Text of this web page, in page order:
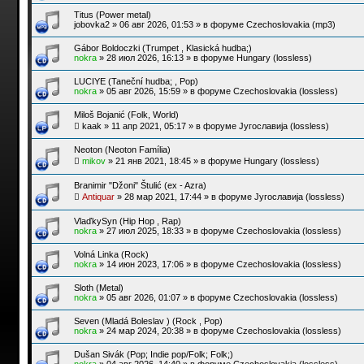
Titus (Power metal)
jobovka2» 06 авг 2026, 01:53» в форуме Czechoslovakia (mp3)
Gábor Boldoczki (Trumpet , Klasická hudba;)
nokra» 28 июл 2026, 16:13» в форуме Hungary (lossless)
LUCIYE (Taneční hudba; , Pop)
nokra» 05 авг 2026, 15:59» в форуме Czechoslovakia (lossless)
Miloš Bojanić (Folk, World)
kaak » 11 апр 2021, 05:17» в форуме Југославија (lossless)
Neoton (Neoton Família)
mikov» 21 янв 2021, 18:45» в форуме Hungary (lossless)
Branimir "Džoni" Štulić (ex - Azra)
Antiquar» 28 мар 2021, 17:44» в форуме Југославија (lossless)
VlaďkySyn (Hip Hop , Rap)
nokra» 27 июл 2025, 18:33» в форуме Czechoslovakia (lossless)
Volná Linka (Rock)
nokra» 14 июн 2023, 17:06» в форуме Czechoslovakia (lossless)
Sloth (Metal)
nokra» 05 авг 2026, 01:07» в форуме Czechoslovakia (lossless)
Seven (Mladá Boleslav ) (Rock , Pop)
nokra» 24 мар 2024, 20:38» в форуме Czechoslovakia (lossless)
Dušan Sivák (Pop; Indie pop/Folk; Folk;)